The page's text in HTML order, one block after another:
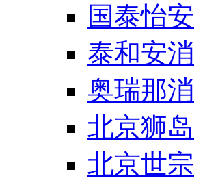
国泰怡安
泰和安消
奥瑞那消
北京狮岛
北京世宗